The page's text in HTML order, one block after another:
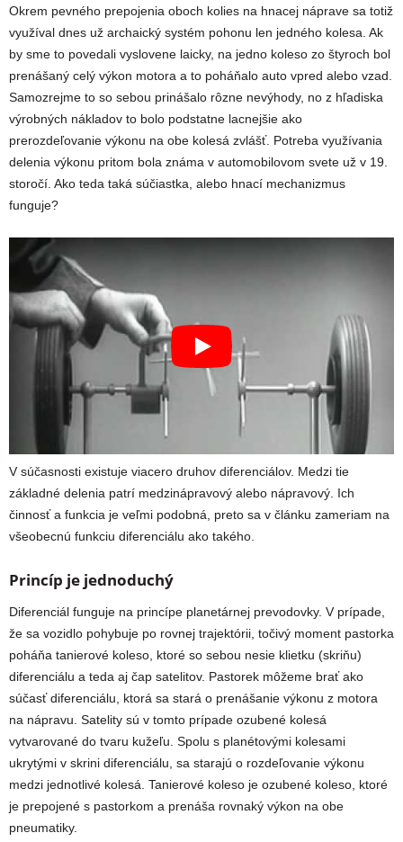
Okrem pevného prepojenia oboch kolies na hnacej náprave sa totiž
využíval dnes už archaický systém pohonu len jedného kolesa. Ak
by sme to povedali vyslovene laicky, na jedno koleso zo štyroch bol
prenášaný celý výkon motora a to poháňalo auto vpred alebo vzad.
Samozrejme to so sebou prinášalo rôzne nevýhody, no z hľadiska
výrobných nákladov to bolo podstatne lacnejšie ako
prerozdeľovanie výkonu na obe kolesá zvlášť. Potreba využívania
delenia výkonu pritom bola známa v automobilovom svete už v 19.
storočí. Ako teda taká súčiastka, alebo hnací mechanizmus
funguje?
V súčasnosti existuje viacero druhov diferenciálov. Medzi tie
základné delenia patrí medzinápravový alebo nápravový. Ich
činnosť a funkcia je veľmi podobná, preto sa v článku zameriam na
všeobecnú funkciu diferenciálu ako takého.
Princíp je jednoduchý
Diferenciál funguje na princípe planetárnej prevodovky. V prípade,
že sa vozidlo pohybuje po rovnej trajektórii, točivý moment pastorka
poháňa tanierové koleso, ktoré so sebou nesie klietku (skriňu)
diferenciálu a teda aj čap satelitov. Pastorek môžeme brať ako
súčasť diferenciálu, ktorá sa stará o prenášanie výkonu z motora
na nápravu. Satelity sú v tomto prípade ozubené kolesá
vytvarované do tvaru kužeľu. Spolu s planétovými kolesami
ukrytými v skrini diferenciálu, sa starajú o rozdeľovanie výkonu
medzi jednotlivé kolesá. Tanierové koleso je ozubené koleso, ktoré
je prepojené s pastorkom a prenáša rovnaký výkon na obe
pneumatiky.